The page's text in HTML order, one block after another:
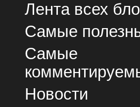
Лента всех
Самые
Самые
Новости